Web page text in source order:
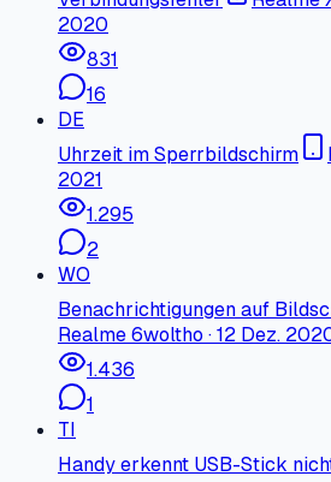
2020
831
16
DE
Uhrzeit im Sperrbildschirm
2021
1.295
2
WO
Benachrichtigungen auf
Realme 6woltho ·12 Dez.
1.436
1
TI
Handy erkennt USB-Stick